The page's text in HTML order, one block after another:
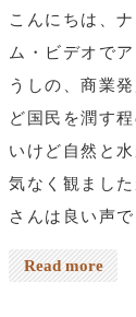
こんにちは、
ム・ビデオで
うしの、商業
ど国民を潤す
いけど自然と
気なく観まし
さんは良い声
ネット予約は
03-5284-8672
Read more